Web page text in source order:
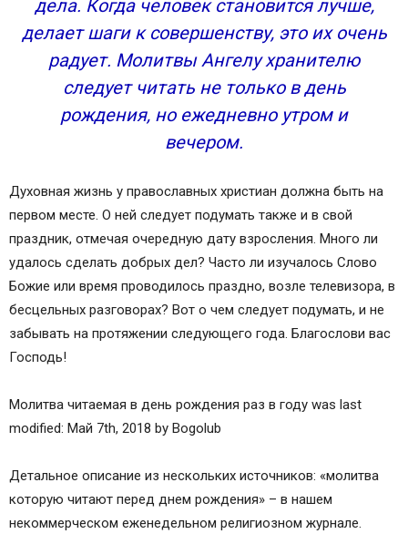
дела. Когда человек становится лучше,
делает шаги к совершенству, это их очень
радует. Молитвы Ангелу хранителю
следует читать не только в день
рождения, но ежедневно утром и
вечером.
Духовная жизнь у православных христиан должна быть на
первом месте. О ней следует подумать также и в свой
праздник, отмечая очередную дату взросления. Много ли
удалось сделать добрых дел? Часто ли изучалось Слово
Божие или время проводилось праздно, возле телевизора, в
бесцельных разговорах? Вот о чем следует подумать, и не
забывать на протяжении следующего года. Благослови вас
Господь!
Молитва читаемая в день рождения раз в году was last
modified: Май 7th, 2018 by Bogolub
Детальное описание из нескольких источников: «молитва
которую читают перед днем рождения» – в нашем
некоммерческом еженедельном религиозном журнале.